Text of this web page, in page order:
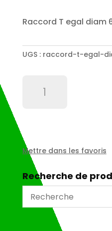
Raccord T egal diam
UGS : raccord-t-egal-
diam
6
552306
Mettre dans les favoris
Recherche de